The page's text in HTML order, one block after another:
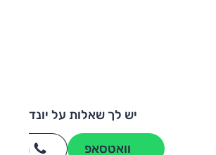
יש לך שאלות על יונדאי
וואטסאפ חייגו